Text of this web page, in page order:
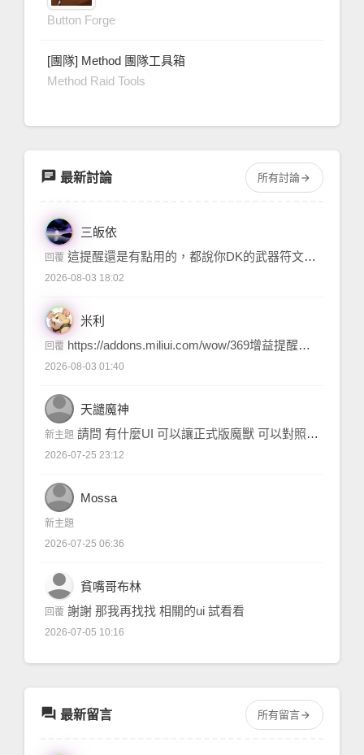
Button Forge
[團隊] Method 團隊工具箱
Method Raid Tools
chat 最新討論 所有討論arrow_forward
三皈依
回覆 這提醒還是有點用的，都說你DK的武器符文錯了，通常就是什麼專精配合什麼符文，我玩DK的時候也被提醒過，治本是換個正確的符文，治標眼不見為淨....
2026-08-03 18:02
米利
回覆 https://addons.miliui.com/wow/369增益提醒器 BuffReminders/br 關閉不需要的提醒或是關閉這個插件
2026-08-03 01:40
person 天譴魔神
新主題 請問 有什麼UI 可以讓正式版魔獸 可以對照 舊版通靈的武裝對照表
2026-07-25 23:12
person Mossa
新主題
2026-07-25 06:36
person 貧嘴哥布林
回覆 謝謝 那我再找找 相關的ui 試看看
2026-07-05 10:16
forum 最新留言 所有留言arrow_forward